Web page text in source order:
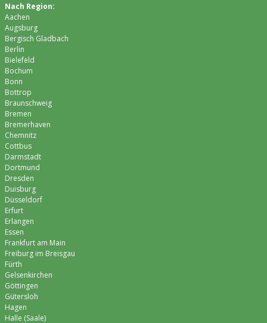
Nach Region:
Aachen
Augsburg
Bergisch Gladbach
Berlin
Bielefeld
Bochum
Bonn
Bottrop
Braunschweig
Bremen
Bremer­haven
Chemnitz
Cottbus
Darmstadt
Dortmund
Dresden
Duisburg
Düsseldorf
Erfurt
Erlangen
Essen
Frankfurt am Main
Freiburg im Breisgau
Fürth
Gelsenkirchen
Göttingen
Gütersloh
Hagen
Halle (Saale)